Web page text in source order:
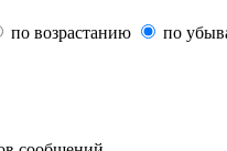
по возрастанию
по